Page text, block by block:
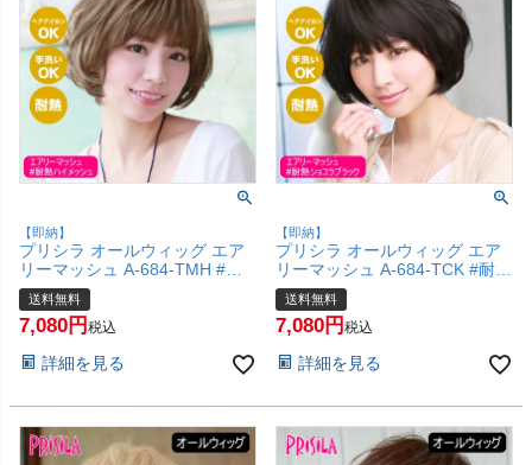
【即納】
プリシラ オールウィッグ エア
リーマッシュ A-684-TMH #耐
熱ハイメッシュ 【かつら 和装
コスプレ 医療用 自然 おしゃれ
かわいい 可愛い 小顔 簡単 お手
送料無料】(6057750)
送料無料
7,080 税込
詳細を見る
【即納】
プリシラ オールウィッグ エア
リーマッシュ A-684-TCK #耐熱
ショコラブラック 【かつら 和
装 コスプレ 医療用 自然 おしゃ
れ かわいい 可愛い 小顔 簡単
配便送料無料】(6057748)
送料無料
7,080 税込
詳細を見る